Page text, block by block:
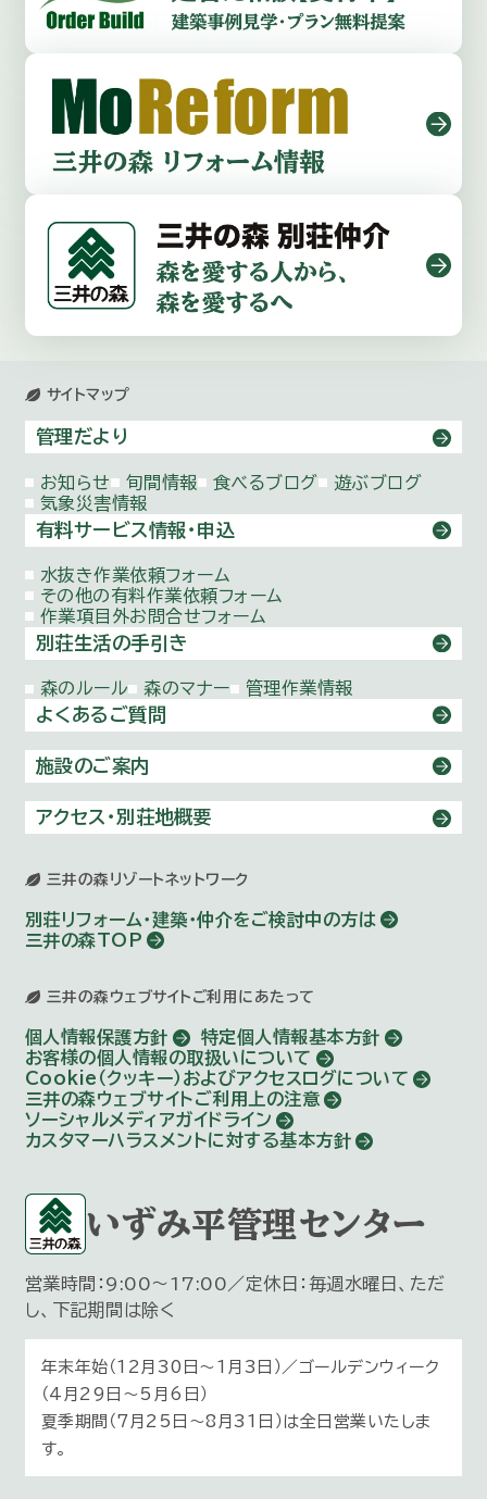
サイトマップ
管理だより
お知らせ 旬間情報 食べるブログ
遊ぶブログ
気象災害情報
有料サービス情報・申込
水抜き作業依頼フォーム
その他の有料作業依頼フォーム
作業項目外お問合せフォーム
別荘生活の手引き
森のルール 森のマナー 管理作業情報
よくあるご質問
施設のご案内
アクセス・別荘地概要
三井の森リゾートネットワーク
別荘リフォーム・建築・仲介をご検討中の方は
三井の森TOP
三井の森ウェブサイトご利用にあたって
個人情報保護方針
特定個人情報基本方針
お客様の個人情報の取扱いについて
Cookie（クッキー）およびアクセスログについて
三井の森ウェブサイトご利用上の注意
ソーシャルメディアガイドライン
カスタマーハラスメントに対する基本方針
いずみ平管理センター
営業時間：9:00～17:00／定休日：毎週水曜日、ただ
し、下記期間は除く
年末年始（12月30日〜1月3日）／ゴールデンウィーク
（4月29日～5月6日）
夏季期間（7月25日～8月31日）は全日営業いたしま
す。